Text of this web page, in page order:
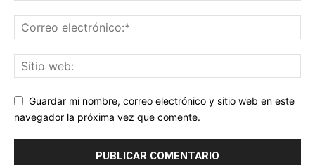
Guardar mi nombre, correo electrónico y sitio web en este
navegador la próxima vez que comente.